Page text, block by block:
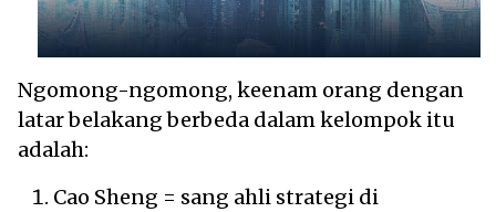
Ngomong-ngomong, keenam orang dengan
latar belakang berbeda dalam kelompok itu
adalah:
Cao Sheng = sang ahli strategi di